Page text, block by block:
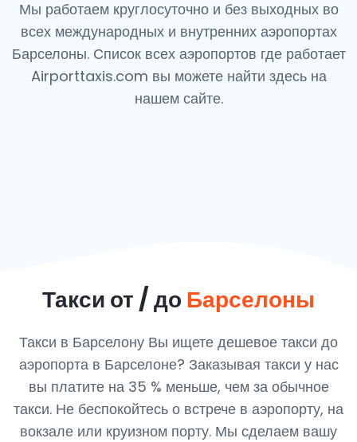
Мы работаем круглосуточно и без выходных во
всех международных и внутренних аэропортах
Барселоны. Список всех аэропортов где работает
Airporttaxis.com вы можете найти здесь на
нашем сайте.
Такси от / до Барселоны
Такси в Барселону Вы ищете дешевое такси до
аэропорта в Барселоне? Заказывая такси у нас
вы платите на 35 % меньше, чем за обычное
такси. Не беспокойтесь о встрече в аэропорту, на
вокзале или круизном порту. Мы сделаем вашу